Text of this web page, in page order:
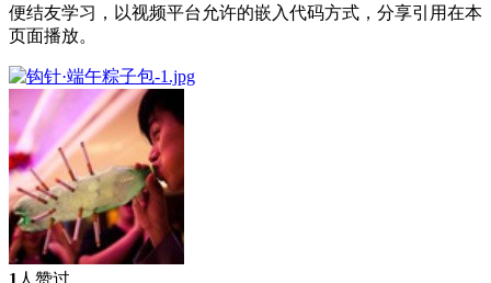
便结友学习，以视频平台允许的嵌入代码方式，分享引用在本
页面播放。
1 人赞过